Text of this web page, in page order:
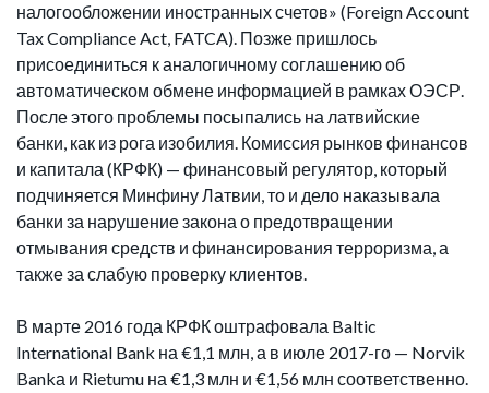
налогообложении иностранных счетов» (Foreign Account
Tax Compliance Act, FATCA). Позже пришлось
присоединиться к аналогичному соглашению об
автоматическом обмене информацией в рамках ОЭСР.
После этого проблемы посыпались на латвийские
банки, как из рога изобилия. Комиссия рынков финансов
и капитала (КРФК) — финансовый регулятор, который
подчиняется Минфину Латвии, то и дело наказывала
банки за нарушение закона о предотвращении
отмывания средств и финансирования терроризма, а
также за слабую проверку клиентов.
В марте 2016 года КРФК оштрафовала Baltic
International Bank на €1,1 млн, а в июле 2017-го — Norvik
Bankа и Rietumu на €1,3 млн и €1,56 млн соответственно.